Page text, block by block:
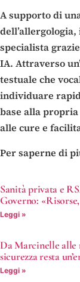
A supporto di
specialista
IA. Attraverso
testuale che
individuare
base alla propria
alle cure e
Per saperne di
Sanità privata e
Governo:
Leggi »
Da Marcinelle alle
sicurezza resta
Leggi »